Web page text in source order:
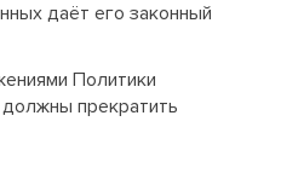
даёт его законный
Политики
прекратить